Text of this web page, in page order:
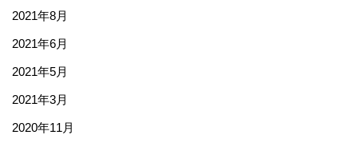
2021年8月
2021年6月
2021年5月
2021年3月
2020年11月